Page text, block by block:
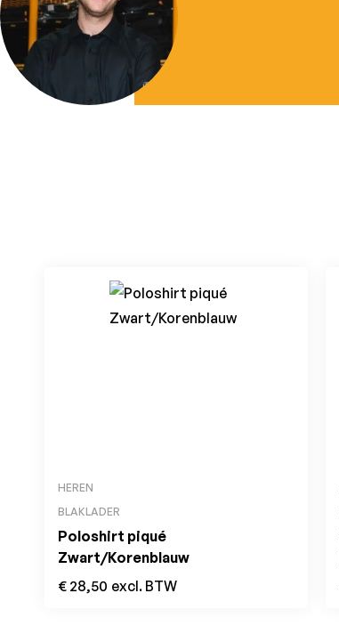
HEREN
BLAKLADER
Poloshirt piqué
Zwart/Korenblauw
€ 28,50 excl. BTW